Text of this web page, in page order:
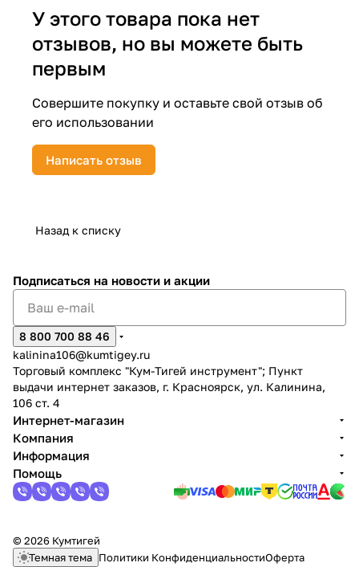
У этого товара пока нет
отзывов, но вы можете быть
первым
Совершите покупку и оставьте свой отзыв об
его использовании
Написать отзыв
Назад к списку
Подписаться на новости и акции
8 800 700 88 46
kalinina106@kumtigey.ru
Торговый комплекс "Кум-Тигей инструмент"; Пункт
выдачи интернет заказов, г. Красноярск, ул. Калинина,
106 ст. 4
Интернет-магазин
Компания
Информация
Помощь
© 2026 Кумтигей
Темная тема Политики КонфиденциальностиОферта
недели
раз в 2 недели